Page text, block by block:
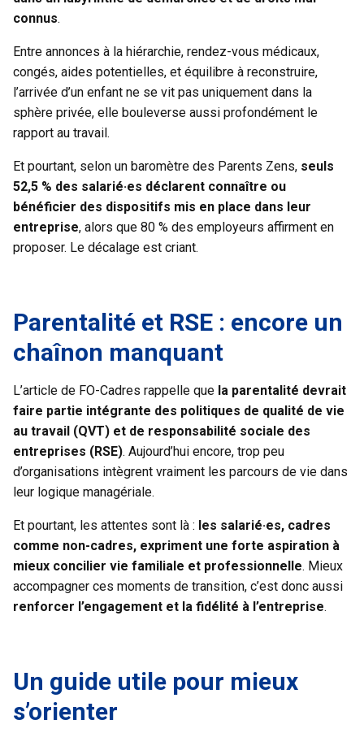
connus.
Entre annonces à la hiérarchie, rendez-vous médicaux,
congés, aides potentielles, et équilibre à reconstruire,
l’arrivée d’un enfant ne se vit pas uniquement dans la
sphère privée, elle bouleverse aussi profondément le
rapport au travail.
Et pourtant, selon un baromètre des Parents Zens, seuls
52,5 % des salarié·es déclarent connaître ou
bénéficier des dispositifs mis en place dans leur
entreprise, alors que 80 % des employeurs affirment en
proposer. Le décalage est criant.
Parentalité et RSE : encore un
chaînon manquant
L’article de FO-Cadres rappelle que la parentalité devrait
faire partie intégrante des politiques de qualité de vie
au travail (QVT) et de responsabilité sociale des
entreprises (RSE). Aujourd’hui encore, trop peu
d’organisations intègrent vraiment les parcours de vie dans
leur logique managériale.
Et pourtant, les attentes sont là : les salarié·es, cadres
comme non-cadres, expriment une forte aspiration à
mieux concilier vie familiale et professionnelle. Mieux
accompagner ces moments de transition, c’est donc aussi
renforcer l’engagement et la fidélité à l’entreprise.
Un guide utile pour mieux
s’orienter